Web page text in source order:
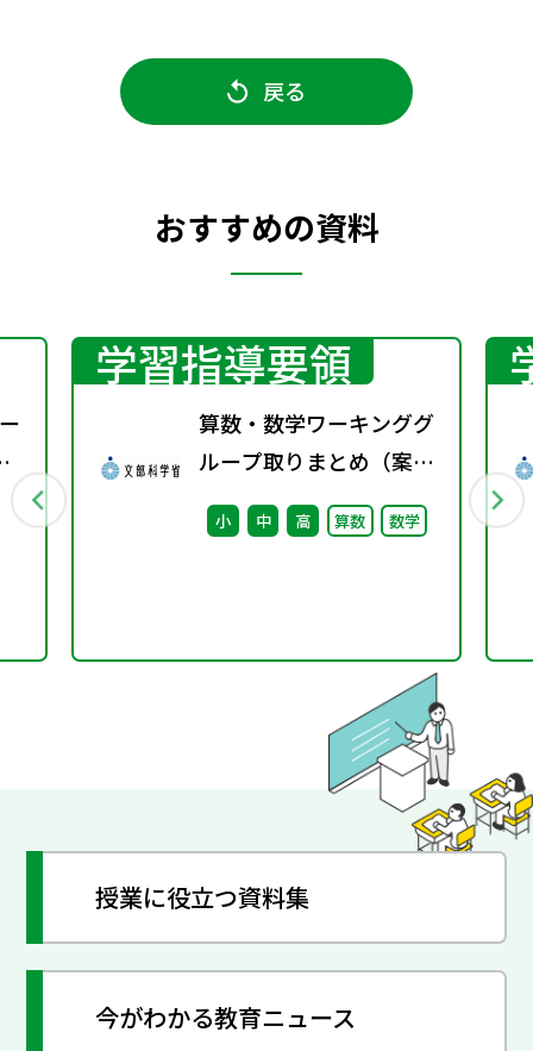
戻る
おすすめの資料
学習指導要領
算数・数学ワーキンググ
ループ取りまとめ（案）
※会議後修正
小 中 高 算数 数学
授業に役立つ資料集
今がわかる教育ニュース